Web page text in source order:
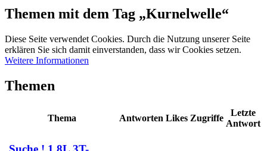
Themen mit dem Tag „Kurnelwelle“
Diese Seite verwendet Cookies. Durch die Nutzung unserer Seite
erklären Sie sich damit einverstanden, dass wir Cookies setzen.
Weitere Informationen
Themen
Thema Antworten Likes Zugriffe
Letzte
Antwort